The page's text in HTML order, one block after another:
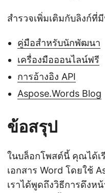
สำรวจเพิ่มเติมกับลิงก์ที่
คู่มือสำหรับนักพัฒนา
เครื่องมือออนไลน์ฟรี
การอ้างอิง API
Aspose.Words Blog
ข้อสรุป
ในบล็อกโพสต์นี้ คุณได้เ
เอกสาร Word โดยใช้
เราได้พูดถึงวิธีการดึงห